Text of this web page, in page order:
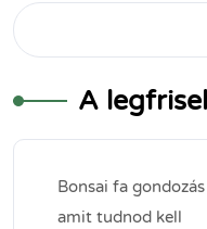
A
Bonsai fa
amit tudnod kell